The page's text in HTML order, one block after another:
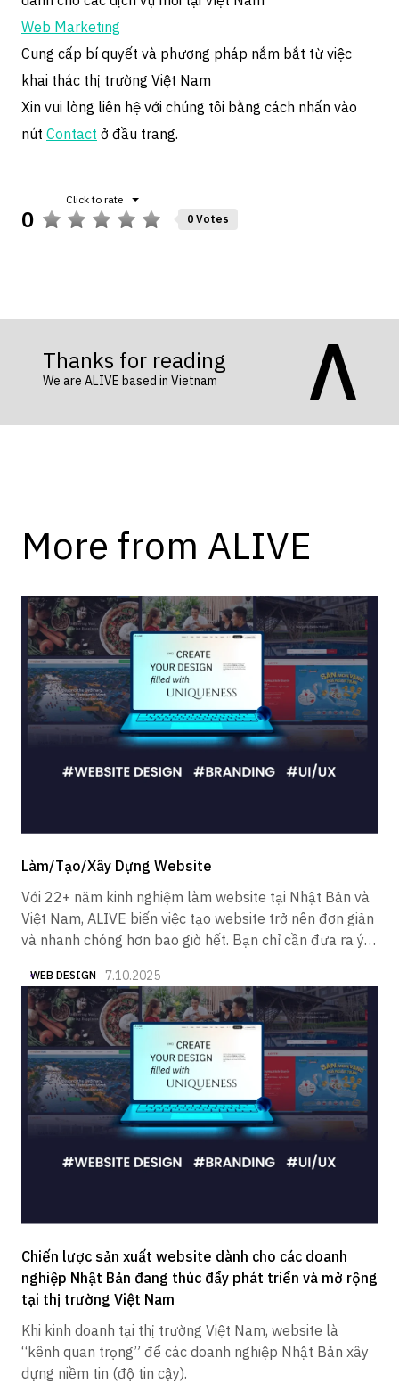
Web Marketing
Cung cấp bí quyết và phương pháp nắm bắt từ việc
khai thác thị trường Việt Nam
Xin vui lòng liên hệ với chúng tôi bằng cách nhấn vào
nút Contact ở đầu trang.
0 0 Votes
Thanks for reading
We are ALIVE based in Vietnam
More from ALIVE
Làm/Tạo/Xây Dựng Website
Với 22+ năm kinh nghiệm làm website tại Nhật Bản và
Việt Nam, ALIVE biến việc tạo website trở nên đơn giản
và nhanh chóng hơn bao giờ hết. Bạn chỉ cần đưa ra ý
WEB DESIGN 7.10.2025
Chiến lược sản xuất website dành cho các doanh
nghiệp Nhật Bản đang thúc đẩy phát triển và mở rộng
tại thị trường Việt Nam
Khi kinh doanh tại thị trường Việt Nam, website là
“kênh quan trọng” để các doanh nghiệp Nhật Bản xây
dựng niềm tin (độ tin cậy).